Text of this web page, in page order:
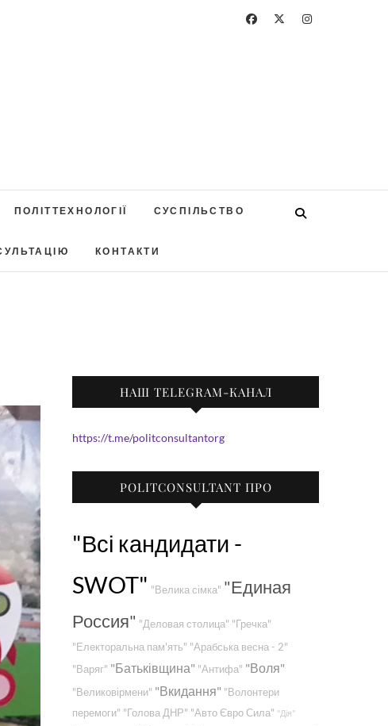
ПОЛІТТЕХНОЛОГІЇ СУСПІЛЬСТВО
КОНТАКТИ
НАШ TELEGRAM-КАНАЛ
https://t.me/politconsultantorg
POLITCONSULTANT ПРО
"Всі кандидати -
SWOT" "Велика сімка" "Единая
Россия" "Деловая столица" "Гречка"
"Електоральна пам'ять" "Арабська весна - 2"
"Варяг" "Батьківщина" "Антифа" "Воля"
"Великовірмени" "Вкидання" "Волонтери
перемоги" "Голова ДНР" "Авто Євро Сила" "Дія"